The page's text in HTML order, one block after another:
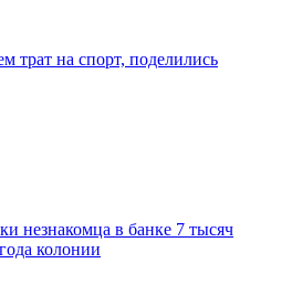
трат на спорт, поделились
незнакомца в банке 7 тысяч
колонии